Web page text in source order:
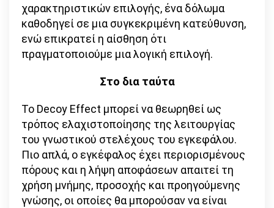
χαρακτηριστικών επιλογής, ένα δόλωμα
καθοδηγεί σε μια συγκεκριμένη κατεύθυνση,
ενώ επικρατεί η αίσθηση ότι
πραγματοποιούμε μια λογική επιλογή.
Στο δια ταύτα
Το Decoy Effect μπορεί να θεωρηθεί ως
τρόπος ελαχιστοποίησης της λειτουργίας
του γνωστικού στελέχους του εγκεφάλου.
Πιο απλά, ο εγκέφαλος έχει περιορισμένους
πόρους και η λήψη αποφάσεων απαιτεί τη
χρήση μνήμης, προσοχής και προηγούμενης
γνώσης, οι οποίες θα μπορούσαν να είναι